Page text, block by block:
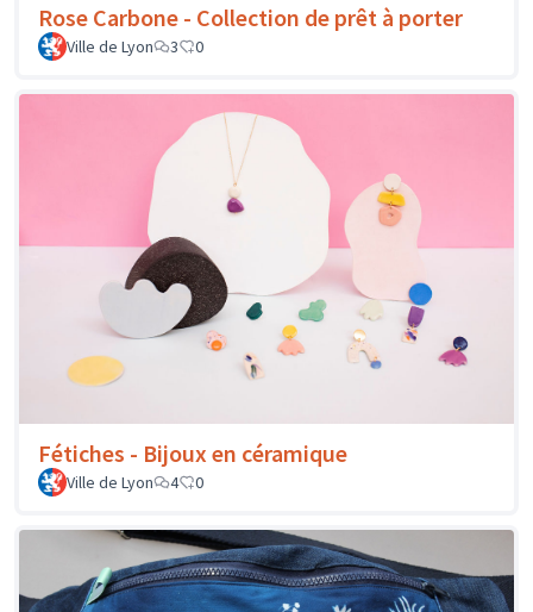
Rose Carbone - Collection de prêt à porter
Ville de Lyon 3 0
Fétiches - Bijoux en céramique
Ville de Lyon 4 0